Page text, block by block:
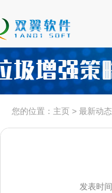
您的位置： 主页 > 最新动态
发表时